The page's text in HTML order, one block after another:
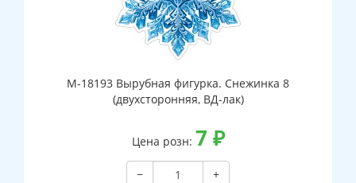
М-18193 Вырубная фигурка. Снежинка 8
(двухсторонняя, ВД-лак)
Цена розн: 7 ₽
−
+